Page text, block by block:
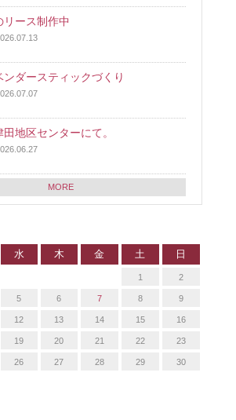
リース制作中
ンダースティックづくり
田地区センターにて。
MORE
水 木 金 土 日
1 2
5 6 7 8 9
12 13 14 15 16
19 20 21 22 23
26 27 28 29 30